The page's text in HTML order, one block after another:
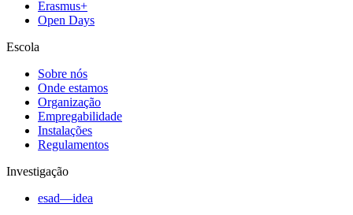
Erasmus+
Open Days
Escola
Sobre nós
Onde estamos
Organização
Empregabilidade
Instalações
Regulamentos
Investigação
esad—idea